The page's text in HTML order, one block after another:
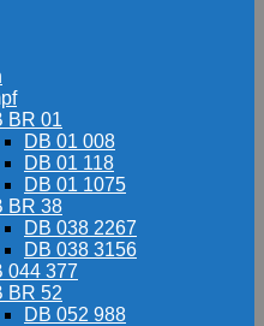
BR 01
DB 01 008
DB 01 118
DB 01 1075
BR 38
DB 038 2267
DB 038 3156
044 377
BR 52
DB 052 988